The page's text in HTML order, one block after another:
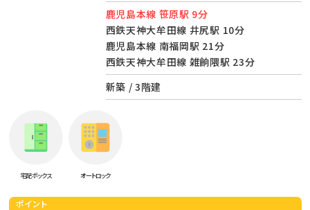
鹿児島本線 笹原駅 9分
西鉄天神大牟田線 井尻駅 10分
鹿児島本線 南福岡駅 21分
西鉄天神大牟田線 雑餉隈駅 23分
新築 / 3階建
宅配ボックス オートロック
ポイント